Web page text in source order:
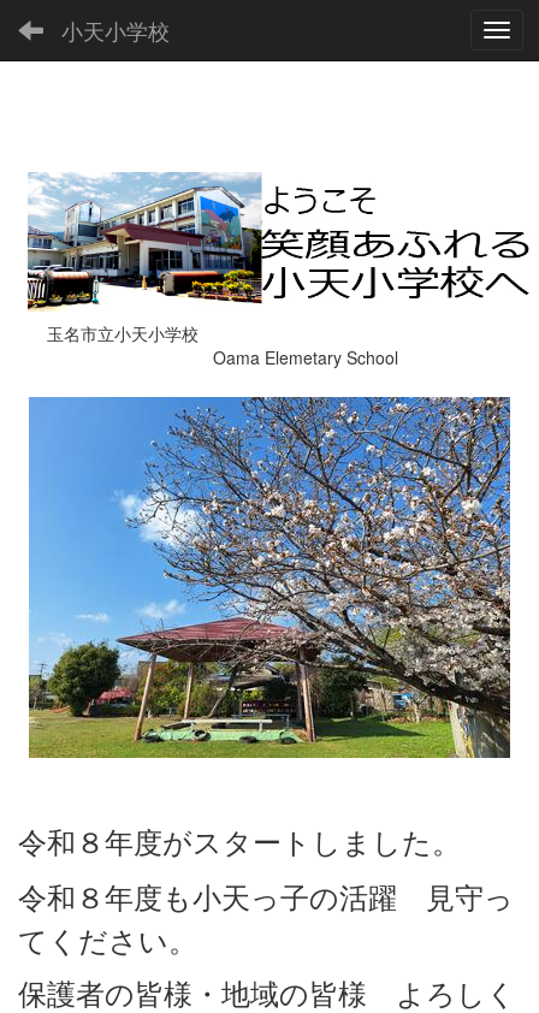
小天小学校
玉名市立小天小学校
Oama Elemetary School
令和８年度がスタートしました。
令和８年度も小天っ子の活躍
見守っ
てください。
保護者の皆様・地域の皆様 よろしく